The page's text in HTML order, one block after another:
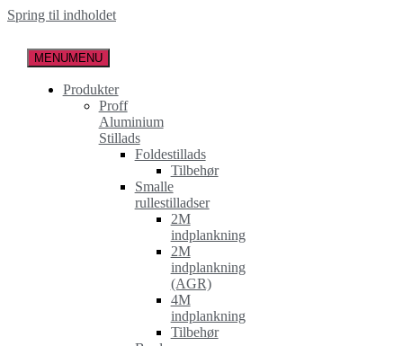
Spring til indholdet
MENUMENU
Produkter
Proff
Aluminium
Stillads
Foldestillads
Tilbehør
Smalle
rullestilladser
2M
indplankning
2M
indplankning
(AGR)
4M
indplankning
Tilbehør